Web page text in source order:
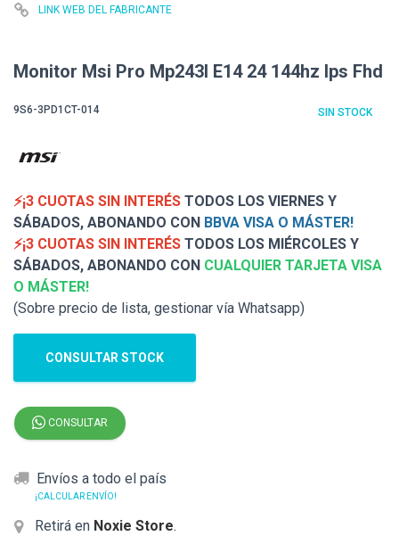
LINK WEB DEL FABRICANTE
Monitor Msi Pro Mp243l E14 24 144hz Ips Fhd
9S6-3PD1CT-014 SIN STOCK
⚡¡3 CUOTAS SIN INTERÉS TODOS LOS VIERNES Y
SÁBADOS, ABONANDO CON BBVA VISA O MÁSTER!
⚡¡3 CUOTAS SIN INTERÉS TODOS LOS MIÉRCOLES Y
SÁBADOS, ABONANDO CON CUALQUIER TARJETA VISA
O MÁSTER!
(Sobre precio de lista, gestionar vía Whatsapp)
CONSULTAR STOCK
CONSULTAR
Envíos a todo el país
¡CALCULAR ENVÍO!
Retirá en Noxie Store.